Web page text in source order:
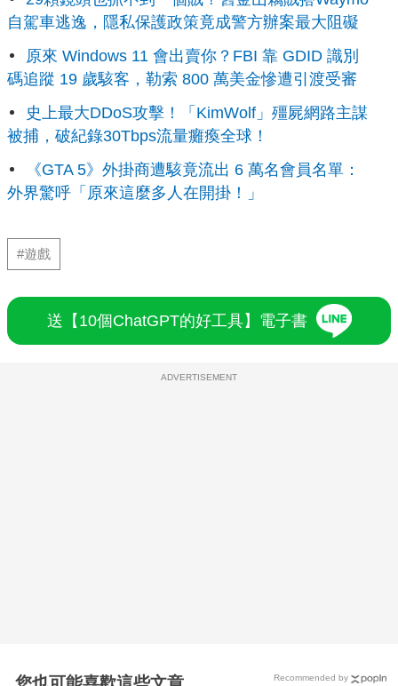
自駕車逃逸，隱私保護政策竟成警方辦案最大阻礙
原來 Windows 11 會出賣你？FBI 靠 GDID 識別
碼追蹤 19 歲駭客，勒索 800 萬美金慘遭引渡受審
史上最大DDoS攻擊！「KimWolf」殭屍網路主謀
被捕，破紀錄30Tbps流量癱瘓全球！
《GTA 5》外掛商遭駭竟流出 6 萬名會員名單：
外界驚呼「原來這麼多人在開掛！」
#遊戲
送【10個ChatGPT的好工具】電子書
ADVERTISEMENT
Recommended by